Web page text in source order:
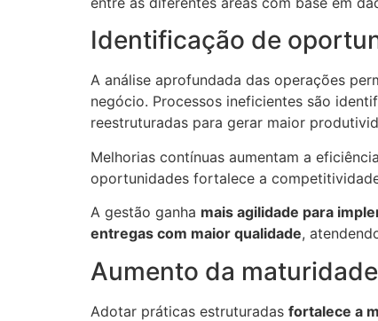
Identificação de
A análise aprofundada das operações
negócio. Processos ineficientes são
reestruturadas para gerar maior
Melhorias contínuas aumentam a
oportunidades fortalece a
A gestão ganha mais agilidade para
entregas com maior qualidade,
Aumento da
Adotar práticas estruturadas fortalece a